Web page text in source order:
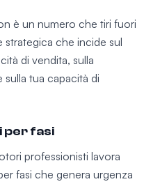
è un numero che tiri fuori
strategica che incide sul
di vendita, sulla
tua capacità di
per fasi
professionisti lavora
fasi che genera urgenza